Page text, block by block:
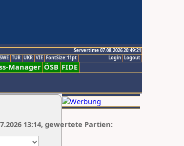
Servertime 07.08.2026 20:49:21
Logout
Login
SWE TUR UKR VIE FontSize:11pt
Manager ÖSB FIDE
13:14, gewertete Partien: